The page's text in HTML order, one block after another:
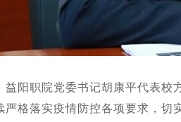
益阳职院党委书记胡康平代表校
严格落实疫情防控各项要求，切